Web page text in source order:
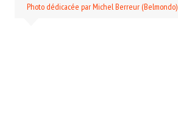
Photo dédicacée par Michel Berreur (Belmondo)